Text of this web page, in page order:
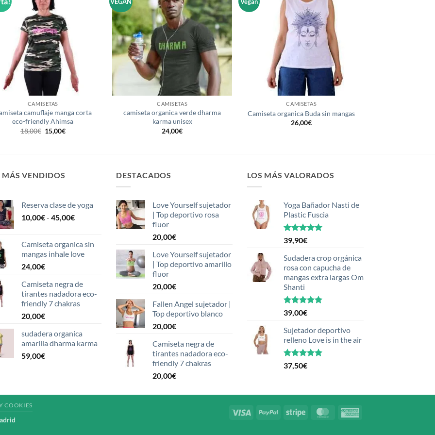
CAMISETAS
camuflaje manga corta
eco-friendly Ahimsa
18,00€ El
precio
15,00€El
Añadir
a la
lista de
deseos
CAMISETAS
camiseta organica verde dharma
karma unisex
24,00€
CAMISETAS
Camiseta organica Buda sin mangas
26,00€
MÁS VENDIDOS
Reserva clase de yoga
10,00€- 45,00€Rango
desde
10,00€
Camiseta organica sin
mangas inhale love
24,00€
Camiseta negra de
tirantes nadadora eco-
friendly 7 chakras
20,00€
sudadera organica
amarilla dharma karma
59,00€
DESTACADOS
Love Yourself sujetador
| Top deportivo rosa
fluor
20,00€
Love Yourself sujetador
| Top deportivo amarillo
fluor
20,00€
Fallen Angel sujetador |
Top deportivo blanco
20,00€
Camiseta negra de
tirantes nadadora eco-
friendly 7 chakras
20,00€
LOS MÁS VALORADOS
Yoga Bañador Nasti de
Plastic Fuscia
Valorado
con
de 5
39,90€
Sudadera crop orgánica
rosa con capucha de
mangas extra largas Om
Shanti
Valorado
con
de 5
39,00€
Sujetador deportivo
relleno Love is in the air
Valorado
con
37,50€
Visa PayPal Stripe MasterCard
COOKIES